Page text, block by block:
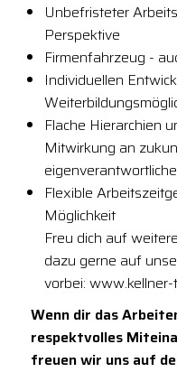
Unbefristeter
Perspektive
Firmenfahrzeug -
Individuellen
Flache Hierarchien
Mitwirkung an
Flexible
Möglichkeit
Freu dich auf
dazu gerne auf
vorbei:
Wenn dir das
respektvolles
freuen wir uns auf